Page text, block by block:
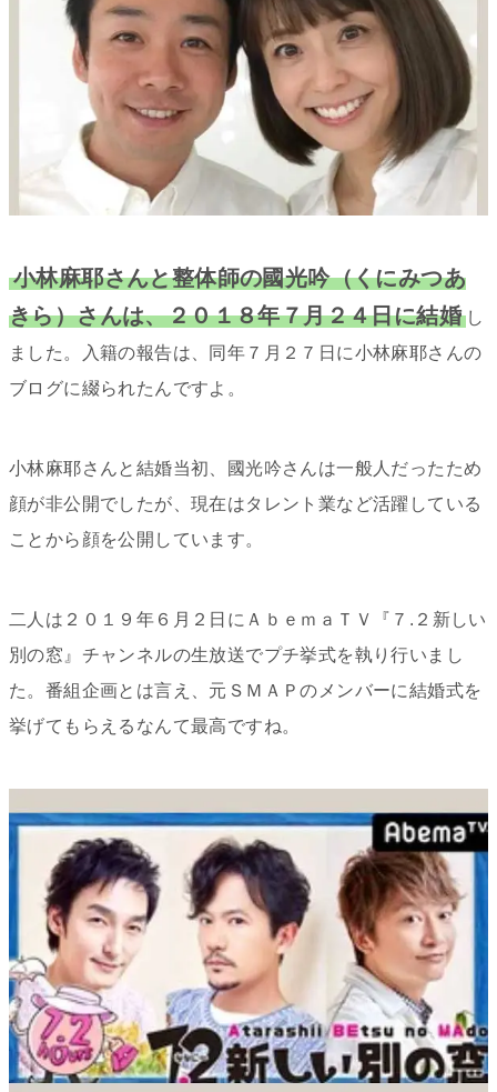
小林麻耶さんと整体師の國光吟（くにみつあ
きら）さんは、２０１８年７月２４日に結婚 し
ました。入籍の報告は、同年７月２７日に小林麻耶さんの
ブログに綴られたんですよ。
小林麻耶さんと結婚当初、國光吟さんは一般人だったため
顔が非公開でしたが、現在はタレント業など活躍している
ことから顔を公開しています。
二人は２０１９年６月２日にＡｂｅｍａＴＶ『７.２新しい
別の窓』チャンネルの生放送でプチ挙式を執り行いまし
た。番組企画とは言え、元ＳＭＡＰのメンバーに結婚式を
挙げてもらえるなんて最高ですね。